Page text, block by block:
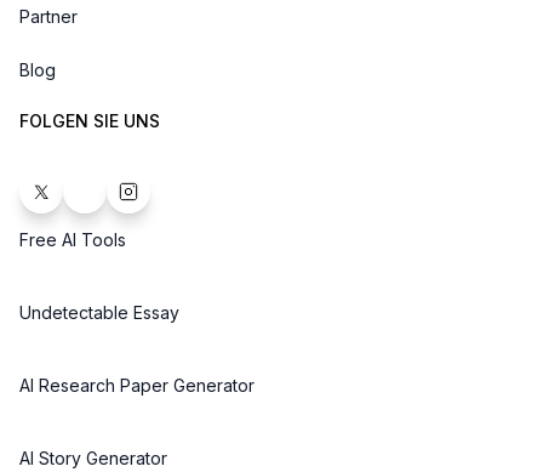
Partner
Blog
FOLGEN SIE UNS
Free AI Tools
Undetectable Essay
AI Research Paper Generator
AI Story Generator